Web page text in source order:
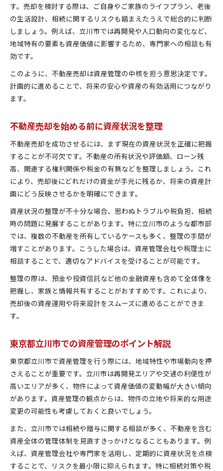
不動産売却時に知っておきたい資産管理
不動産売却前に準備すべき資産管理の基本
資産管理と税金対策を両立するポイント
資産管理会社の活用と不動産売却の関係
不動産売却を活用した相続対策のポイント
立川市で相続を意識した資産管理の進め方
資産管理と不動産売却で相続問題を回避
相続計画に役立つ不動産売却のタイミング
リスクを抑える資産管理の実践ポイント
資産管理と不動産売却でリスクを最小限に
不動産売却時に注意したい資産管理の落とし穴
東京都立川市で実践するリスク回避の資産管理
不動産売却と資産管理のリスク対策を解説
安定運用のための資産管理と売却実例紹介
す。売却を検討する際は、ご自身やご家族のライフプラン、老後
の生活設計、相続に関するリスクも踏まえたうえで総合的に判断
しましょう。例えば、立川市では再開発や人口動向の変化など、
地域特有の要素も資産価値に影響するため、専門家への相談も有
効です。
このように、不動産売却は資産管理の中核を担う意思決定です。
計画的に進めることで、将来の安心や資産の有効活用につながり
ます。
不動産売却を始める前に資産状況を整理
不動産売却を成功させるには、まず現在の資産状況を正確に把握
することが不可欠です。不動産の所有状況や評価額、ローン残
高、関連する権利関係や税金の有無などを整理しましょう。これ
により、売却後にどれだけの資金が手元に残るか、将来の資産計
画にどう反映させるかを明確にできます。
資産状況の整理が不十分な場合、思わぬトラブルや税負担、相続
時の問題に発展することがあります。特に立川市のような都市部
では、複数の不動産を所有しているケースも多く、整理の手間が
増すことがあります。こうした場合は、資産管理会社や税理士に
相談することで、適切なアドバイスを受けることが可能です。
整理の際は、預金や投資信託など他の金融資産も含めて全体像を
把握し、家族と情報共有することがおすすめです。これにより、
売却後の資産運用や将来設計をスムーズに進めることができま
す。
東京都立川市での資産管理のポイント解説
東京都立川市で資産管理を行う際には、地域特性や市場動向を押
さえることが重要です。立川市は再開発エリアや交通の利便性が
高いエリアが多く、物件によって資産価値の変動幅が大きい傾向
があります。資産管理の観点からは、物件の立地や将来的な用途
変更の可能性も考慮しておくと良いでしょう。
また、立川市では相続や贈与に関する相談が多く、不動産を含む
資産全体の管理体制を見直すきっかけとなることもあります。例
えば、資産管理会社や専門家を活用し、定期的に資産状況を点検
することで、リスクを最小限に抑えられます。特に相続対策や税